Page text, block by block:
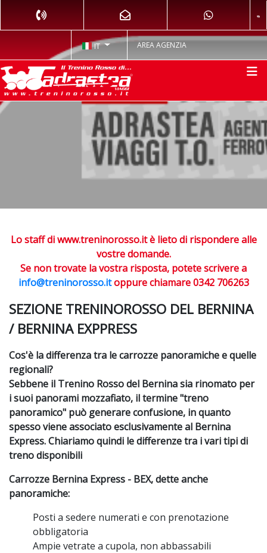
IT AREA AGENZIA
Lo staff di www.treninorosso.it è lieto di rispondere alle
vostre domande.
Se non trovate la vostra risposta, potete scrivere a
info@treninorosso.itoppure chiamare 0342 706263
SEZIONE TRENINOROSSO DEL BERNINA
/ BERNINA EXPPRESS
Cos'è la differenza tra le carrozze panoramiche e quelle
regionali?
Sebbene il Trenino Rosso del Bernina sia rinomato per
i suoi panorami mozzafiato, il termine "treno
panoramico" può generare confusione, in quanto
spesso viene associato esclusivamente al Bernina
Express. Chiariamo quindi le differenze tra i vari tipi di
treno disponibili
Carrozze Bernina Express - BEX, dette anche
panoramiche:
Posti a sedere numerati e con prenotazione
obbligatoria
Ampie vetrate a cupola, non abbassabili